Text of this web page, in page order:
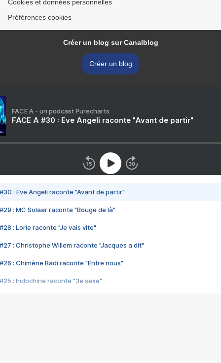
Cookies et données personnelles
Préférences cookies
Créer un blog sur Canalblog
Créer un blog
FACE A - un podcast Purecharts
FACE A #30 : Eve Angeli raconte "Avant de partir"
#30 : Eve Angeli raconte "Avant de partir"
#29 : MC Solaar raconte "Bouge de là"
#28 : Lorie raconte "Je vais vite"
#27 : Christophe Willem raconte "Jacques a dit"
#26 : Chimène Badi raconte "Entre nous"
#25 : Indochine raconte "3e sexe"